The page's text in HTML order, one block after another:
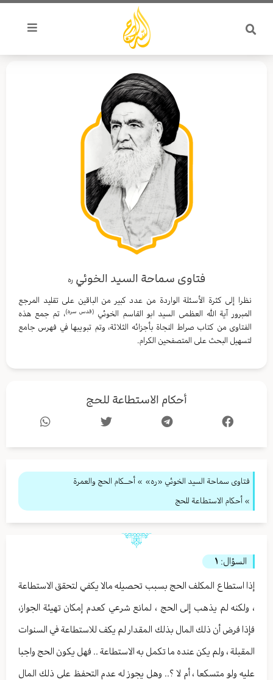
تخطي
المحتوى
فتاوى سماحة السيد الخوئي ره
نظرا إلى كثرة الأسئلة الواردة من عدد كبير من الباقين على تقليد المرجع
المبرور آية الله العظمى السيد ابو القاسم الخوئي (قدس سره)، تم جمع هذه
الفتاوى من كتاب صراط النجاة بأجزائه الثلاثة، وتم تبويبها في فهرس جامع
لتسهيل البحث على المتصفحين الكرام.
أحكام الاستطاعة للحج
فتاوى سماحة السيد الخوئي «ره» » أحــكام الحج والعمرة
» أحكام الاستطاعة للحج
السؤال: ١
إذا استطاع المكلف الحج بسبب تحصيله مالا يكفي لتحقق الاستطاعة
، ولكنه لم يذهب إلى الحج ، لمانع شرعي كعدم إمكان تهيئة الجواز،
فإذا فرض أن ذلك المال بذلك المقدار لم يكف للاستطاعة في السنوات
المقبلة ، ولم يكن عنده ما تكمل به الاستطاعة .. فهل يكون الحج واجبا
عليه ولو متسكعا ، أم لا ؟.. وهل يجوز له عدم التحفظ على ذلك المال